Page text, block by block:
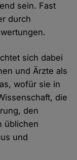
sein. Fast
durch
sich dabei
und Ärzte als
wofür sie in
die
den
üblichen
und